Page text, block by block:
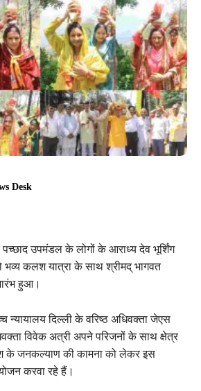
Desk
पच्छाद उपमंडल के लोगों के आराध्य देव भूर्शिंग
भव्य कलश यात्रा के साथ श्रीमद् भागवत
हुआ।
न्यायालय दिल्ली के वरिष्ठ अधिवक्ता जेएस
विवेक अत्री अपने परिजनों के साथ क्षेत्र
के जनकल्याण की कामना को लेकर इस
करवा रहे हैं।